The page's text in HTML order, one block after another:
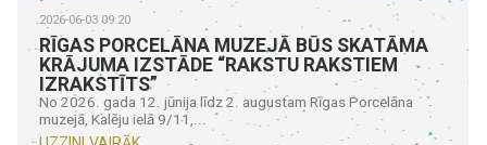
2026-06-03 09:20
RĪGAS PORCELĀNA MUZEJĀ BŪS SKATĀMA
KRĀJUMA IZSTĀDE “RAKSTU RAKSTIEM
IZRAKSTĪTS”
No 2026. gada 12. jūnija līdz 2. augustam Rīgas Porcelāna
muzejā, Kalēju ielā 9/11,...